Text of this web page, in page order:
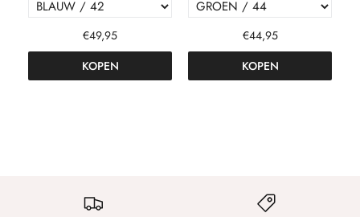
€49,95
KOPEN
€44,95
KOPEN